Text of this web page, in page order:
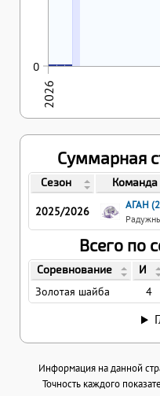
0
2026
Суммарная
Сезон Команда
2025/2026 АГАН
Всего по
Соревнование И
Золотая шайба 4
Информация на данной
Точность каждого